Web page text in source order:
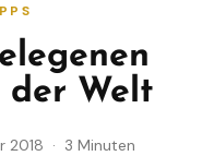
der Welt
2018 · 3 Minuten